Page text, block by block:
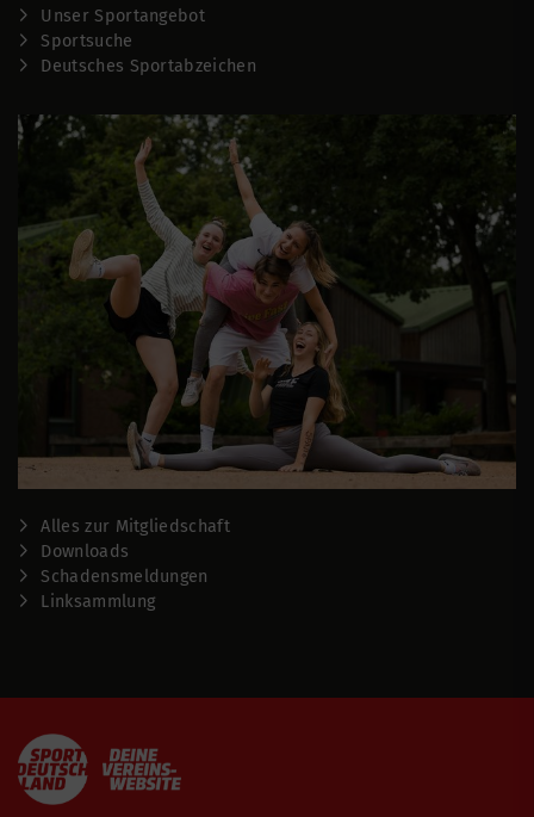
Unser Sportangebot
Sportsuche
Deutsches Sportabzeichen
Alles zur Mitgliedschaft
Downloads
Schadensmeldungen
Linksammlung